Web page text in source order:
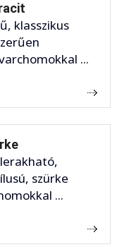
klasszikus
...
szürke
...